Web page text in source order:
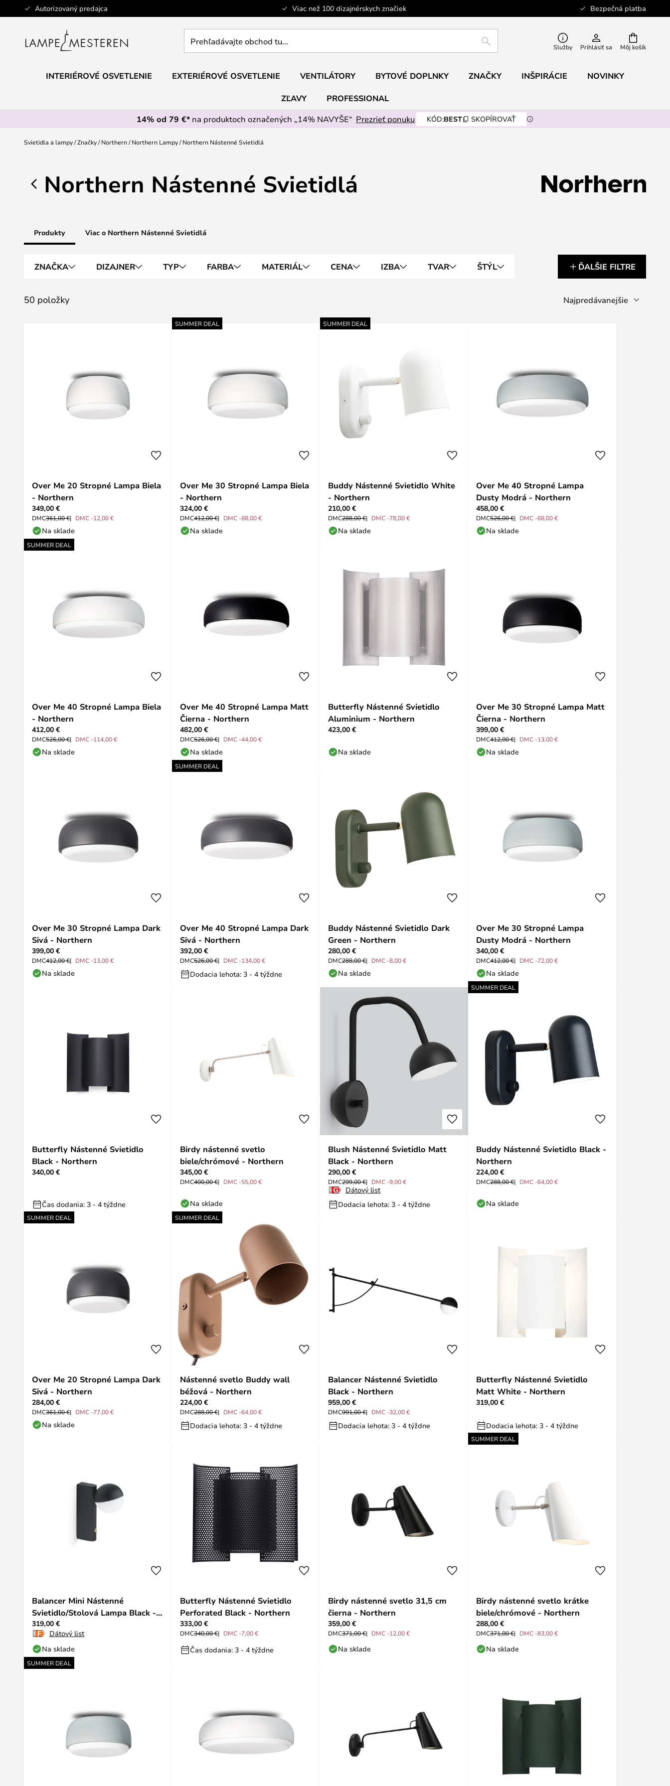
Autorizovaný predajca Viac než 100 dizajnérskych značiek Bezpečná platba
Skip
to
Môj košík
obchod
HĽADAŤ Služby Prihlásiť sa
INTERIÉROVÉ OSVETLENIE EXTERIÉROVÉ OSVETLENIE VENTILÁTORY BYTOVÉ DOPLNKY ZNAČKY INŠPIRÁCIE NOVINKY
ZĽAVY
PROFESSIONAL
14% od 79 €* na produktoch označených „14% NAVYŠE“ Prezrieť ponuku KÓD:BEST SKOPÍROVAŤ
Svietidla a lampy Značky Northern Northern Lampy Northern Nástenné Svietidlá
Northern Nástenné Svietidlá
Produkty Viac o Northern Nástenné Svietidlá
ZNAČKA DIZAJNER TYP FARBA MATERIÁL CENA IZBA TVAR ŠTÝL ĎALŠIE FILTRE
50 položky
Over Me 20 Stropné Lampa Biela
- Northern
349,00 €
DMC361,00 € DMC -12,00 €
Na sklade
SUMMER DEAL
Over Me 30 Stropné Lampa Biela
- Northern
324,00 €
DMC412,00 € DMC -88,00 €
Na sklade
SUMMER DEAL
Buddy Nástenné Svietidlo White
- Northern
210,00 €
DMC288,00 € DMC -78,00 €
Na sklade
Over Me 40 Stropné Lampa
Dusty Modrá - Northern
458,00 €
DMC526,00 € DMC -68,00 €
Na sklade
SUMMER DEAL
Over Me 40 Stropné Lampa Biela
- Northern
412,00 €
DMC526,00 € DMC -114,00 €
Na sklade
Over Me 40 Stropné Lampa Matt
Čierna - Northern
482,00 €
DMC526,00 € DMC -44,00 €
Na sklade
Butterfly Nástenné Svietidlo
Aluminium - Northern
423,00 €
Na sklade
Over Me 30 Stropné Lampa Matt
Čierna - Northern
399,00 €
DMC412,00 € DMC -13,00 €
Na sklade
Over Me 30 Stropné Lampa Dark
Sivá - Northern
399,00 €
DMC412,00 € DMC -13,00 €
Na sklade
SUMMER DEAL
Over Me 40 Stropné Lampa Dark
Sivá - Northern
392,00 €
DMC526,00 € DMC -134,00 €
Dodacia lehota: 3 - 4 týždne
Buddy Nástenné Svietidlo Dark
Green - Northern
280,00 €
DMC288,00 € DMC -8,00 €
Na sklade
Over Me 30 Stropné Lampa
Dusty Modrá - Northern
340,00 €
DMC412,00 € DMC -72,00 €
Na sklade
Butterfly Nástenné Svietidlo
Black - Northern
340,00 €
Čas dodania: 3 - 4 týždne
Birdy nástenné svetlo
biele/chrómové - Northern
345,00 €
DMC400,00 € DMC -55,00 €
Na sklade
Blush Nástenné Svietidlo Matt
Black - Northern
290,00 €
DMC299,00 € DMC -9,00 €
Dátový list
Dodacia lehota: 3 - 4 týždne
SUMMER DEAL
Buddy Nástenné Svietidlo Black -
Northern
224,00 €
DMC288,00 € DMC -64,00 €
Na sklade
SUMMER DEAL
Over Me 20 Stropné Lampa Dark
Sivá - Northern
284,00 €
DMC361,00 € DMC -77,00 €
Na sklade
SUMMER DEAL
Nástenné svetlo Buddy wall
béžová - Northern
224,00 €
DMC288,00 € DMC -64,00 €
Dodacia lehota: 3 - 4 týždne
Balancer Nástenné Svietidlo
Black - Northern
959,00 €
DMC991,00 € DMC -32,00 €
Dodacia lehota: 3 - 4 týždne
Butterfly Nástenné Svietidlo
Matt White - Northern
319,00 €
Dodacia lehota: 3 - 4 týždne
Balancer Mini Nástenné
Svietidlo/Stolová Lampa Black -
Northern
319,00 €
Dátový list
Na sklade
Butterfly Nástenné Svietidlo
Perforated Black - Northern
333,00 €
DMC340,00 € DMC -7,00 €
Čas dodania: 3 - 4 týždne
Birdy nástenné svetlo 31,5 cm
čierna - Northern
359,00 €
DMC371,00 € DMC -12,00 €
Na sklade
SUMMER DEAL
Birdy nástenné svetlo krátke
biele/chrómové - Northern
288,00 €
DMC371,00 € DMC -83,00 €
Na sklade
SUMMER DEAL